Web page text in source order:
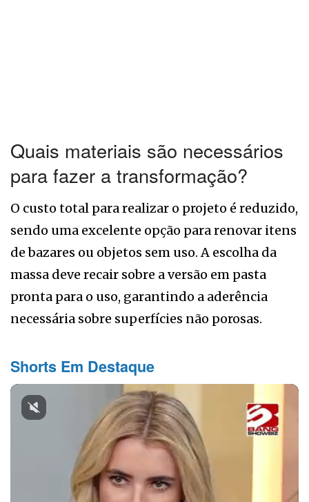
Quais materiais são necessários
para fazer a transformação?
O custo total para realizar o projeto é reduzido,
sendo uma excelente opção para renovar itens
de bazares ou objetos sem uso. A escolha da
massa deve recair sobre a versão em pasta
pronta para o uso, garantindo a aderência
necessária sobre superfícies não porosas.
Shorts Em Destaque